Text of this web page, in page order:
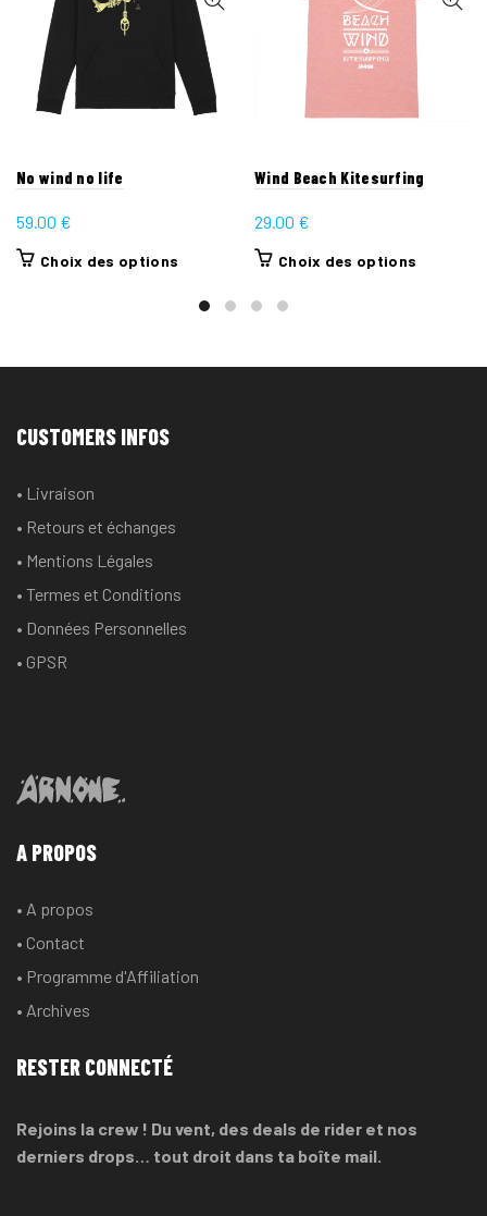
No wind no life
59.00 €
Choix des options
variations.
produit
Wind Beach Kitesurfing
29.00 €
Choix des options
CUSTOMERS INFOS
• Livraison
• Retours et échanges
• Mentions Légales
• Termes et Conditions
• Données Personnelles
• GPSR
A PROPOS
• A propos
• Contact
• Programme d'Affiliation
• Archives
RESTER CONNECTÉ
Rejoins la crew ! Du vent, des deals de rider et nos
derniers drops… tout droit dans ta boîte mail.